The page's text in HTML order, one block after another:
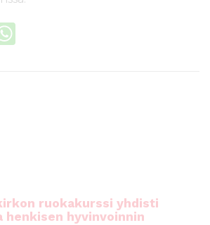
ruokakurssi yhdisti
henkisen hyvinvoinnin